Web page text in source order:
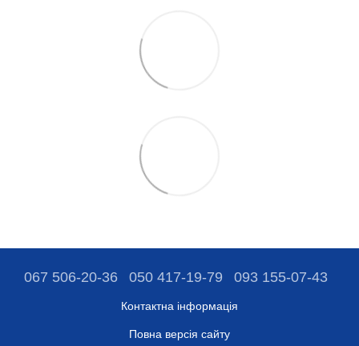
067 506-20-36 050 417-19-79 093 155-07-43
Контактна інформація
Повна версія сайту